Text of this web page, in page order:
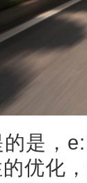
是，
优化